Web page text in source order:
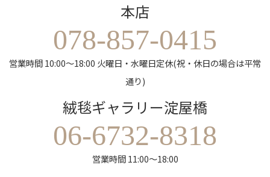
本店
078-857-0415
営業時間 10:00～18:00 火曜日・水曜日定休(祝・休日の場合は平常
通り)
絨毯ギャラリー淀屋橋
06-6732-8318
営業時間 11:00～18:00